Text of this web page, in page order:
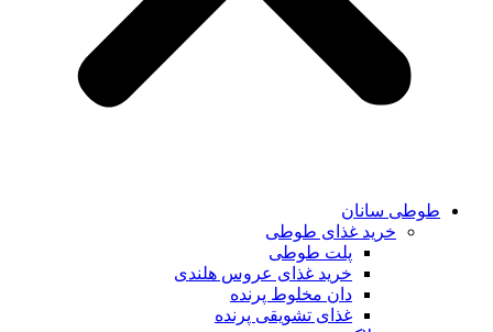
طوطی سانان
خرید غذای طوطی
پلت طوطی
خرید غذای عروس هلندی
دان مخلوط پرنده
غذای تشویقی پرنده